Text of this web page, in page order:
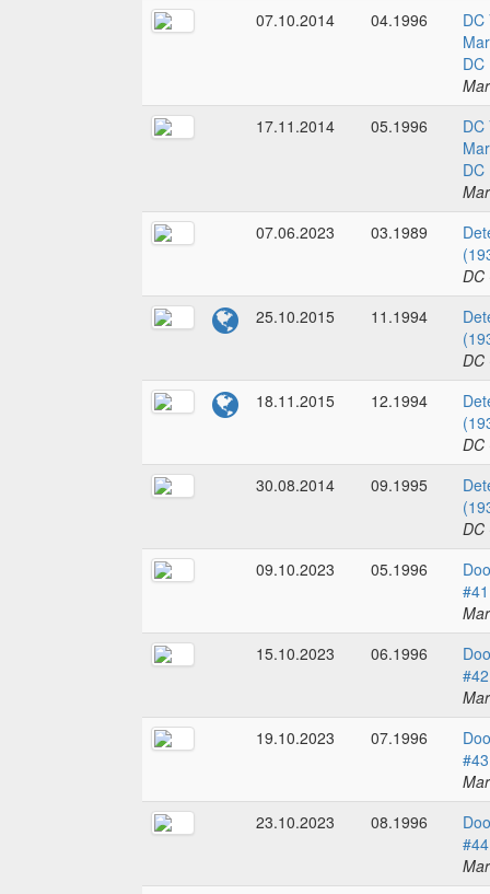
07.10.2014
04.1996
DC
DC
17.11.2014
05.1996
DC
DC
07.06.2023
03.1989
DC
25.10.2015
11.1994
DC
18.11.2015
12.1994
DC
30.08.2014
09.1995
DC
09.10.2023
05.1996
#41
15.10.2023
06.1996
#42
19.10.2023
07.1996
#43
23.10.2023
08.1996
#44